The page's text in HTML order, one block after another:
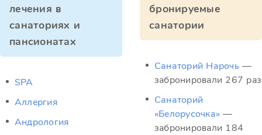
лечения в
санаториях и
пансионатах
SPA
Аллергия
Андрология
бронируемые
санатории
Санаторий Нарочь —
забронировали 267 раз
Санаторий
«Белорусочка» —
забронировали 184